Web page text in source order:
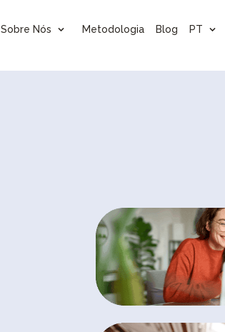
Sobre Nós Metodologia Blog PT